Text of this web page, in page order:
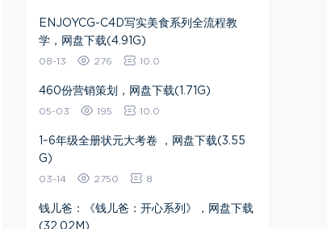
ENJOYCG-C4D写实美食系列全流程教
学，网盘下载(4.91G)
08-13 276 10.0
460份营销策划，网盘下载(1.71G)
05-03 195 10.0
1~6年级全册状元大考卷 ，网盘下载(3.55
G)
03-14 2750 8
钱儿爸：《钱儿爸：开心系列》，网盘下载
(32.02M)